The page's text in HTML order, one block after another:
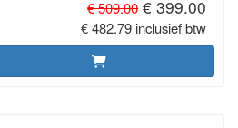
€ 509.00 € 399.00
€ 482.79 inclusief btw